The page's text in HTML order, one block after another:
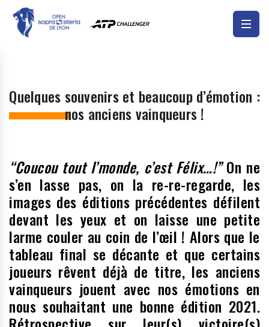
Quelques souvenirs et beaucoup d’émotion :
nos anciens vainqueurs !
“Coucou tout l’monde, c’est Félix…!”On ne
s’en lasse pas, on la re-re-regarde, les
images des éditions précédentes défilent
devant les yeux et on laisse une petite
larme couler au coin de l’œil ! Alors que le
tableau final se décante et que certains
joueurs rêvent déjà de titre, les anciens
vainqueurs jouent avec nos émotions en
nous souhaitant une bonne édition 2021.